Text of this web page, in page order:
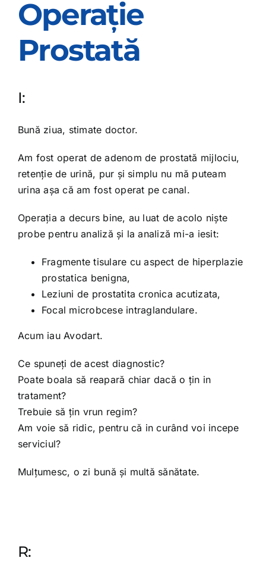
Operație
Prostată
I:
Bună ziua, stimate doctor.
Am fost operat de adenom de prostată mijlociu,
retenţie de urină, pur şi simplu nu mă puteam
urina aşa că am fost operat pe canal.
Operaţia a decurs bine, au luat de acolo nişte
probe pentru analiză şi la analiză mi-a iesit:
Fragmente tisulare cu aspect de hiperplazie
prostatica benigna,
Leziuni de prostatita cronica acutizata,
Focal microbcese intraglandulare.
Acum iau Avodart.
Ce spuneţi de acest diagnostic?
Poate boala să reapară chiar dacă o ţin in
tratament?
Trebuie să ţin vrun regim?
Am voie să ridic, pentru că in curând voi incepe
serviciul?
Mulţumesc, o zi bună şi multă sănătate.
R: